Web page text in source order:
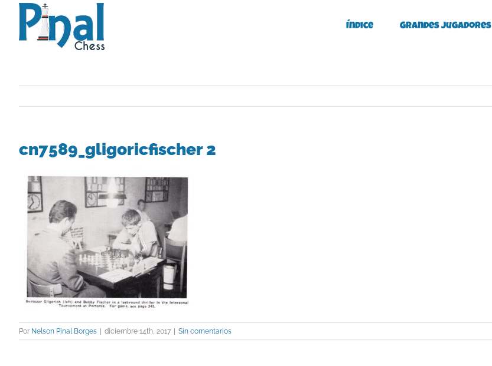
Saltar
contenido
Índice Grandes Jugadores
cn7589_gligoricfischer 2
Por Nelson Pinal Borges | diciembre 14th, 2017 | Sin comentarios